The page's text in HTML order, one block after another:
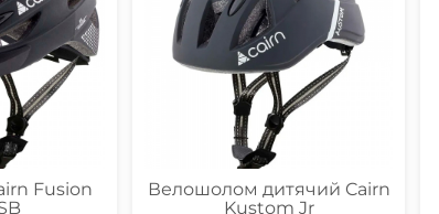
Fusion
Велошолом дитячий Cairn
Kustom Jr